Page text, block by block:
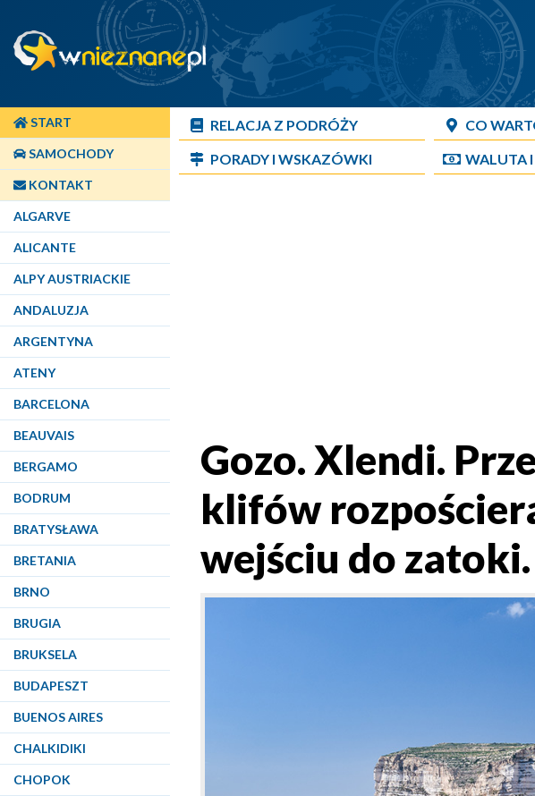
START
SAMOCHODY
KONTAKT
ALGARVE
ALICANTE
ALPY AUSTRIACKIE
ANDALUZJA
ARGENTYNA
ATENY
BARCELONA
BEAUVAIS
BERGAMO
BODRUM
BRATYSŁAWA
BRETANIA
BRNO
BRUGIA
BRUKSELA
BUDAPESZT
BUENOS AIRES
CHALKIDIKI
CHOPOK
RELACJA Z PODRÓŻY CO
PORADY I WSKAZÓWKI
WALUTA I
Gozo. Xlendi.
klifów
wejściu do zatoki.